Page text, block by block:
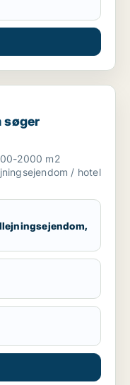
restaurant,
søger
hotel til salg
2000 m2
/ hotel